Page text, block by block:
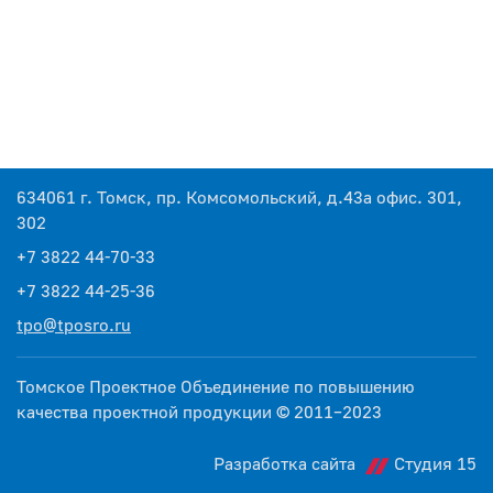
634061 г. Томск, пр. Комсомольский, д.43а офис. 301,
302
+7 3822 44-70-33
+7 3822 44-25-36
tpo@tposro.ru
Томское Проектное Объединение по повышению
качества проектной продукции © 2011–2023
Разработка сайта Студия 15